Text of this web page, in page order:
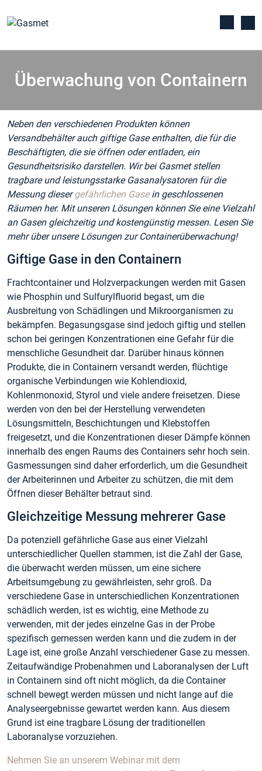
Überwachung von Containern
Neben den verschiedenen Produkten können
Versandbehälter auch giftige Gase enthalten, die für die
Beschäftigten, die sie öffnen oder entladen, ein
Gesundheitsrisiko darstellen. Wir bei Gasmet stellen
tragbare und leistungsstarke Gasanalysatoren für die
Messung diesergefährlichen Gasein geschlossenen
Räumen her. Mit unseren Lösungen können Sie eine Vielzahl
an Gasen gleichzeitig und kostengünstig messen. Lesen Sie
mehr über unsere Lösungen zur Containerüberwachung!
Giftige Gase in den Containern
Frachtcontainer und Holzverpackungen werden mit Gasen
wie Phosphin und Sulfurylfluorid begast, um die
Ausbreitung von Schädlingen und Mikroorganismen zu
bekämpfen. Begasungsgase sind jedoch giftig und stellen
schon bei geringen Konzentrationen eine Gefahr für die
menschliche Gesundheit dar. Darüber hinaus können
Produkte, die in Containern versandt werden, flüchtige
organische Verbindungen wie Kohlendioxid,
Kohlenmonoxid, Styrol und viele andere freisetzen. Diese
werden von den bei der Herstellung verwendeten
Lösungsmitteln, Beschichtungen und Klebstoffen
freigesetzt, und die Konzentrationen dieser Dämpfe können
innerhalb des engen Raums des Containers sehr hoch sein.
Gasmessungen sind daher erforderlich, um die Gesundheit
der Arbeiterinnen und Arbeiter zu schützen, die mit dem
Öffnen dieser Behälter betraut sind.
Gleichzeitige Messung mehrerer Gase
Da potenziell gefährliche Gase aus einer Vielzahl
unterschiedlicher Quellen stammen, ist die Zahl der Gase,
die überwacht werden müssen, um eine sichere
Arbeitsumgebung zu gewährleisten, sehr groß. Da
verschiedene Gase in unterschiedlichen Konzentrationen
schädlich werden, ist es wichtig, eine Methode zu
verwenden, mit der jedes einzelne Gas in der Probe
spezifisch gemessen werden kann und die zudem in der
Lage ist, eine große Anzahl verschiedener Gase zu messen.
Zeitaufwändige Probenahmen und Laboranalysen der Luft
in Containern sind oft nicht möglich, da die Container
schnell bewegt werden müssen und nicht lange auf die
Analyseergebnisse gewartet werden kann. Aus diesem
Grund ist eine tragbare Lösung der traditionellen
Laboranalyse vorzuziehen.
Nehmen Sie an unserem Webinar mit dem